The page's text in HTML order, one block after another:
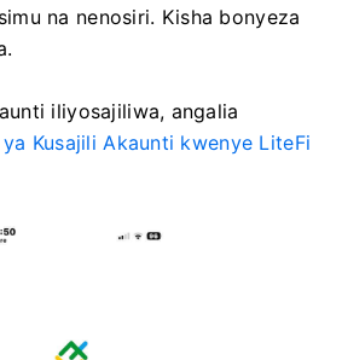
na nenosiri. Kisha bonyeza
iliyosajiliwa, angalia
Kusajili Akaunti kwenye LiteFi